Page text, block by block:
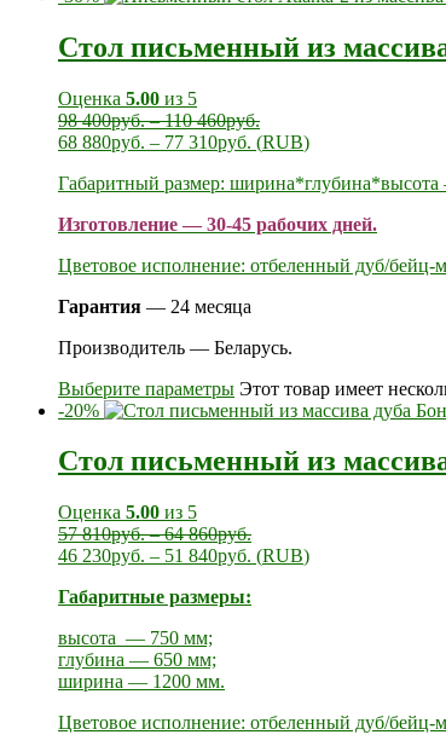
Стол письменный из
Оценка 5.00 из 5
98 400руб.–110 460руб.
68 880руб. – 77 310руб. (RUB)
Габаритный размер:
Изготовление — 30-45 рабочих дней.
Цветовое исполнение: отбеленный дуб/бейц-
Гарантия — 24 месяца
Производитель — Беларусь.
Выберите параметры Этот товар имеет
-20%
Стол письменный из
Оценка 5.00 из 5
57 810руб.–64 860руб.
46 230руб. – 51 840руб. (RUB)
Габаритные размеры:
высота — 750 мм;
глубина — 650 мм;
ширина — 1200 мм.
Цветовое исполнение: отбеленный дуб/бейц-